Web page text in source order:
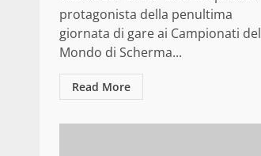
protagonista della penultima
giornata di gare ai Campionati del
Mondo di Scherma...
Read More